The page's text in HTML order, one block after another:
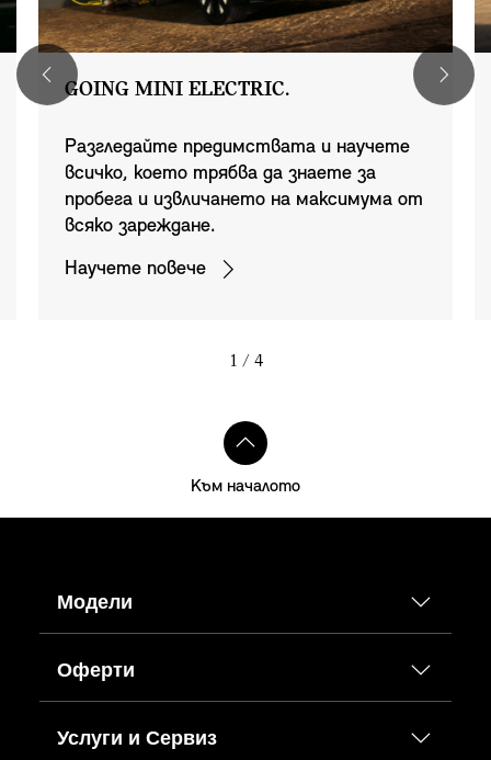
GOING MINI ELECTRIC.
Разгледайте предимствата и научете
всичко, което трябва да знаете за
пробега и извличането на максимума от
всяко зареждане.
Научете повече
1 / 4
Към началото
Модели
Оферти
Услуги и Сервиз